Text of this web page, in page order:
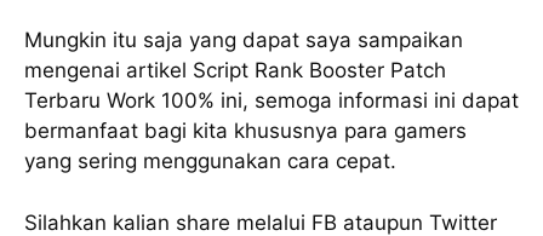
Mungkin itu saja yang dapat saya sampaikan
mengenai artikel Script Rank Booster Patch
Terbaru Work 100% ini, semoga informasi ini dapat
bermanfaat bagi kita khususnya para gamers
yang sering menggunakan cara cepat.
Silahkan kalian share melalui FB ataupun Twitter